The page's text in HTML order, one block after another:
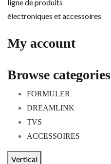
My account
Browse categories
FORMULER
DREAMLINK
TVS
ACCESSOIRES
Vertical